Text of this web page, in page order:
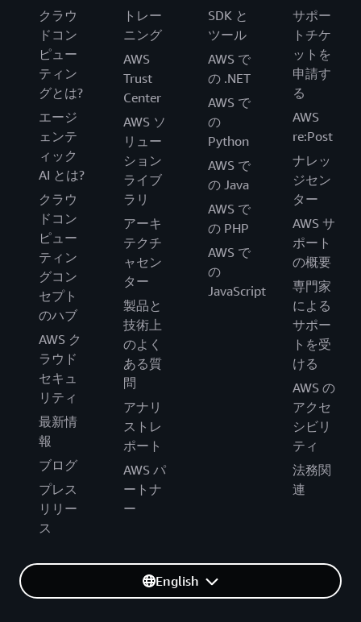
クラウ
ドコン
ピュー
ティン
グとは?
エージ
ェンテ
ィック
AI とは?
クラウ
ドコン
ピュー
ティン
グコン
セプト
のハブ
AWS ク
ラウド
セキュ
リティ
最新情
報
ブログ
プレス
リリー
ス
トレー
ニング
AWS
Trust
Center
AWS ソ
リュー
ション
ライブ
ラリ
アーキ
テクチ
ャセン
ター
製品と
技術上
のよく
ある質
問
アナリ
ストレ
ポート
AWS パ
ートナ
ー
SDK と
ツール
AWS で
の .NET
AWS で
の
Python
AWS で
の Java
AWS で
の PHP
AWS で
の
JavaScript
サポー
トチケ
ットを
申請す
る
AWS
re:Post
ナレッ
ジセン
ター
AWS サ
ポート
の概要
専門家
による
サポー
トを受
ける
AWS の
アクセ
シビリ
ティ
法務関
連
English